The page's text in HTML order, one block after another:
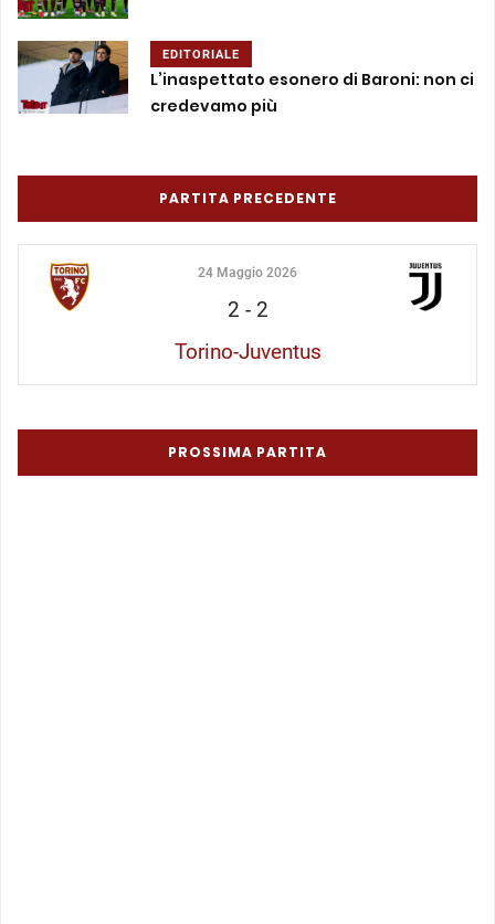
EDITORIALE
L’inaspettato esonero di Baroni: non ci
credevamo più
PARTITA PRECEDENTE
24 Maggio 2026
2 - 2
Torino-Juventus
PROSSIMA PARTITA